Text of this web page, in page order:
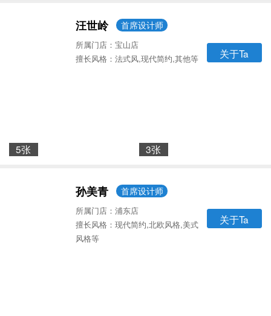
汪世岭 首席设计师
所属门店：宝山店
擅长风格：法式风,现代简约,其他等
关于Ta
5张 3张
孙美青 首席设计师
所属门店：浦东店
擅长风格：现代简约,北欧风格,美式
风格等
关于Ta